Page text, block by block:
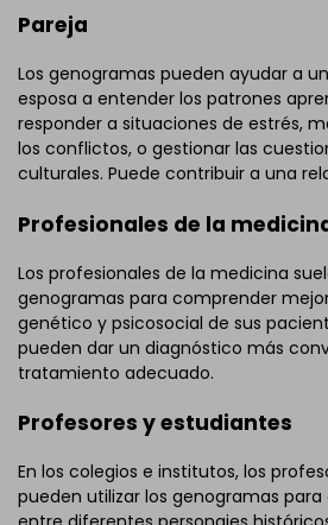
Pareja
Los genogramas pueden ayudar a
esposa a entender los patrones
responder a situaciones de estrés,
los conflictos, o gestionar las
culturales. Puede contribuir a una
Profesionales de la
Los profesionales de la medicina
genogramas para comprender
genético y psicosocial de sus
pueden dar un diagnóstico más
tratamiento adecuado.
Profesores y estudiantes
En los colegios e institutos, los
pueden utilizar los genogramas